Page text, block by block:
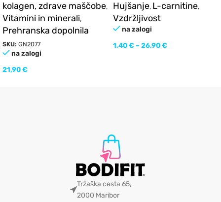
kolagen, zdrave maščobe,
Vitamini in minerali,
Prehranska dopolnila
SKU: GN2077
na zalogi
21,90€
Hujšanje, L-carnitine,
Vzdržljivost
na zalogi
1,40€–26,90€
Tržaška cesta 65,
2000 Maribor